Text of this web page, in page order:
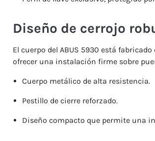
Diseño de cerrojo
El cuerpo del ABUS 5930 está fabricado
ofrecer una instalación firme sobre
Cuerpo metálico de alta resistencia.
Pestillo de cierre reforzado.
Diseño compacto que permite una